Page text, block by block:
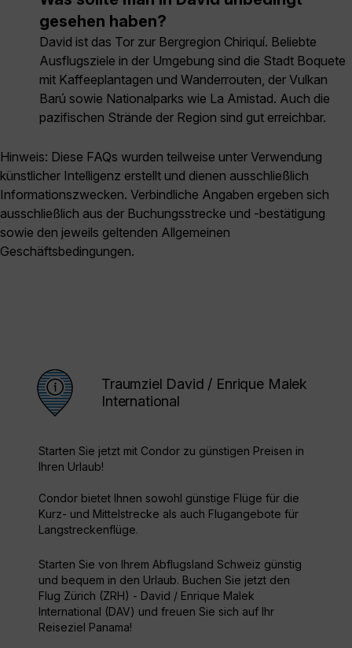
gesehen haben?
David ist das Tor zur Bergregion Chiriquí. Beliebte
Ausflugsziele in der Umgebung sind die Stadt Boquete
mit Kaffeeplantagen und Wanderrouten, der Vulkan
Barú sowie Nationalparks wie La Amistad. Auch die
pazifischen Strände der Region sind gut erreichbar.
Hinweis: Diese FAQs wurden teilweise unter Verwendung
künstlicher Intelligenz erstellt und dienen ausschließlich
Informationszwecken. Verbindliche Angaben ergeben sich
ausschließlich aus der Buchungsstrecke und -bestätigung
sowie den jeweils geltenden Allgemeinen
Geschäftsbedingungen.
Traumziel David / Enrique Malek
International
Starten Sie jetzt mit Condor zu günstigen Preisen in
Ihren Urlaub!
Condor bietet Ihnen sowohl günstige Flüge für die
Kurz- und Mittelstrecke als auch Flugangebote für
Langstreckenflüge.
Starten Sie von Ihrem Abflugsland Schweiz günstig
und bequem in den Urlaub. Buchen Sie jetzt den
Flug Zürich (ZRH) - David / Enrique Malek
International (DAV) und freuen Sie sich auf Ihr
Reiseziel Panama!